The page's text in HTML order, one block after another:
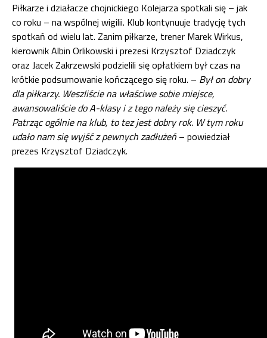
Piłkarze i działacze chojnickiego Kolejarza spotkali się – jak
co roku – na wspólnej wigilii. Klub kontynuuje tradycję tych
spotkań od wielu lat. Zanim piłkarze, trener Marek Wirkus,
kierownik Albin Orlikowski i prezesi Krzysztof Dziadczyk
oraz Jacek Zakrzewski podzielili się opłatkiem był czas na
krótkie podsumowanie kończącego się roku. – Był on dobry
dla piłkarzy. Weszliście na właściwe sobie miejsce,
awansowaliście do A-klasy i z tego należy się cieszyć.
Patrząc ogólnie na klub, to tez jest dobry rok. W tym roku
udało nam się wyjść z pewnych zadłużeń – powiedział
prezes Krzysztof Dziadczyk.